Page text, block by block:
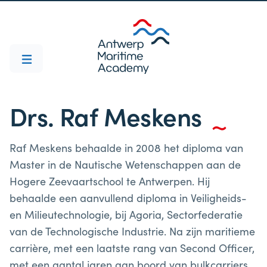
Drs. Raf Meskens
Raf Meskens behaalde in 2008 het diploma van
Master in de Nautische Wetenschappen aan de
Hogere Zeevaartschool te Antwerpen. Hij
behaalde een aanvullend diploma in Veiligheids-
en Milieutechnologie, bij Agoria, Sectorfederatie
van de Technologische Industrie. Na zijn maritieme
carrière, met een laatste rang van Second Officer,